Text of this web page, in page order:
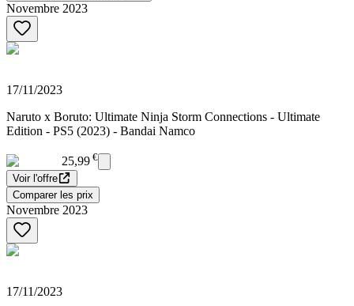
Novembre 2023
17/11/2023
Naruto x Boruto: Ultimate Ninja Storm Connections - Ultimate
Edition - PS5 (2023) - Bandai Namco
25,99 €
Voir l'offre
Comparer les prix
Novembre 2023
17/11/2023